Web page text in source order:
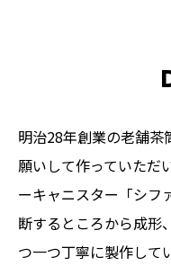
明治28年創業の老舗
願いして作っていただ
ーキャニスター「シフ
断するところから成形
つ一つ丁寧に製作して